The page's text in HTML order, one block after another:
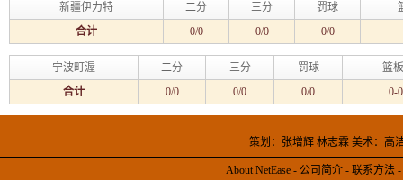
新疆伊力特 二分 三分 罚球
合计
0/0 0/0 0/0
宁波町渥 二分 三分 罚球
篮
合计
0/0 0/0 0/0 0-
策划：张增辉 林志霖 美术：
About NetEase - 公司简介 - 联系方法 -